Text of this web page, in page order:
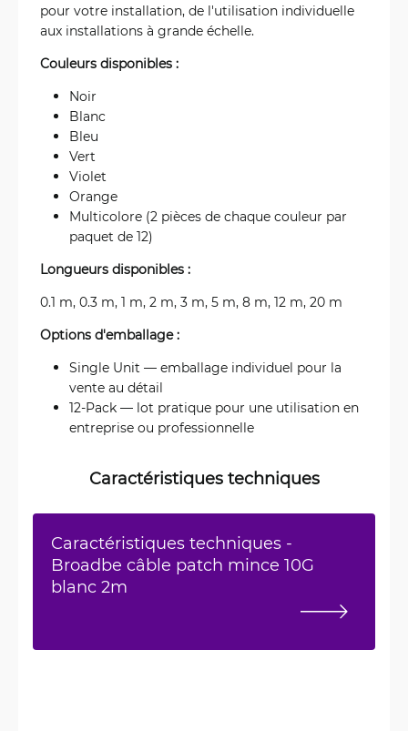
pour votre installation, de l'utilisation individuelle
aux installations à grande échelle.
Couleurs disponibles :
Noir
Blanc
Bleu
Vert
Violet
Orange
Multicolore (2 pièces de chaque couleur par
paquet de 12)
Longueurs disponibles :
0.1 m, 0.3 m, 1 m, 2 m, 3 m, 5 m, 8 m, 12 m, 20 m
Options d'emballage :
Single Unit — emballage individuel pour la
vente au détail
12-Pack — lot pratique pour une utilisation en
entreprise ou professionnelle
Caractéristiques techniques
Caractéristiques techniques -
Broadbe câble patch mince 10G
blanc 2m